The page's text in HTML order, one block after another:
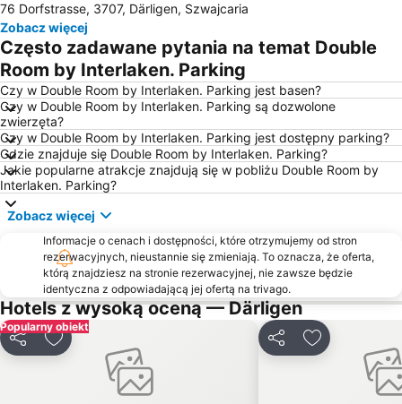
Langlauf-Loipe Kandersteg
Meiringen-Hasliberg skiing area
Int. Alpen Symposium
Harder Kulm
Ski Weltcup Adelboden
Gemmibahn
Lindner Alpentherme
Aletsch Arena
76 Dorfstrasse, 3707, Därligen, Szwajcaria
Zobacz więcej
Często zadawane pytania na temat Double
Room by Interlaken. Parking
Czy w Double Room by Interlaken. Parking jest basen?
Czy w Double Room by Interlaken. Parking są dozwolone
zwierzęta?
Czy w Double Room by Interlaken. Parking jest dostępny parking?
Gdzie znajduje się Double Room by Interlaken. Parking?
Jakie popularne atrakcje znajdują się w pobliżu Double Room by
Interlaken. Parking?
Zobacz więcej
Informacje o cenach i dostępności, które otrzymujemy od stron
rezerwacyjnych, nieustannie się zmieniają. To oznacza, że oferta,
którą znajdziesz na stronie rezerwacyjnej, nie zawsze będzie
identyczna z odpowiadającą jej ofertą na trivago.
Hotels z wysoką oceną — Därligen
Popularny obiekt
UdostępnijDodaj do ulubionych UdostępnijDodaj do